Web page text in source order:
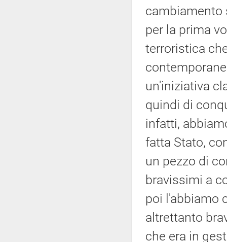
cambiamento
per la prima
terroristica
un'iniziativa
quindi di
infatti,
fatta Stato,
un pezzo di
bravissimi a
poi l'abbiamo
altrettanto
che era in